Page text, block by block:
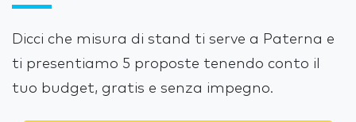
Dicci che misura di stand ti serve a Paterna e
ti presentiamo 5 proposte tenendo conto il
tuo budget, gratis e senza impegno.